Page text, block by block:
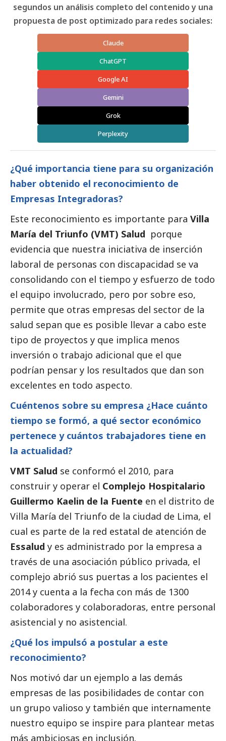
segundos un análisis completo del contenido y una
propuesta de post optimizado para redes sociales:
Claude
ChatGPT
Google AI
Gemini
Grok
Perplexity
¿Qué importancia tiene para su organización
haber obtenido el reconocimiento de
Empresas Integradoras?
Este reconocimiento es importante para Villa
María del Triunfo (VMT) Salud porque
evidencia que nuestra iniciativa de inserción
laboral de personas con discapacidad se va
consolidando con el tiempo y esfuerzo de todo
el equipo involucrado, pero por sobre eso,
permite que otras empresas del sector de la
salud sepan que es posible llevar a cabo este
tipo de proyectos y que implica menos
inversión o trabajo adicional que el que
podrían pensar y los resultados que dan son
excelentes en todo aspecto.
Cuéntenos sobre su empresa ¿Hace cuánto
tiempo se formó, a qué sector económico
pertenece y cuántos trabajadores tiene en
la actualidad?
VMT Salud se conformó el 2010, para
construir y operar el Complejo Hospitalario
Guillermo Kaelin de la Fuente en el distrito de
Villa María del Triunfo de la ciudad de Lima, el
cual es parte de la red estatal de atención de
Essalud y es administrado por la empresa a
través de una asociación público privada, el
complejo abrió sus puertas a los pacientes el
2014 y cuenta a la fecha con más de 1300
colaboradores y colaboradoras, entre personal
asistencial y no asistencial.
¿Qué los impulsó a postular a este
reconocimiento?
Nos motivó dar un ejemplo a las demás
empresas de las posibilidades de contar con
un grupo valioso y también que internamente
nuestro equipo se inspire para plantear metas
más ambiciosas en inclusión.